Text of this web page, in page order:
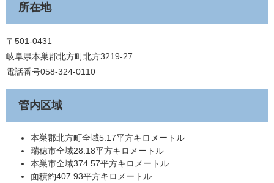
所在地
〒501-0431
岐阜県本巣郡北方町北方3219-27
電話番号058-324-0110
管内区域
本巣郡北方町全域5.17平方キロメートル
瑞穂市全域28.18平方キロメートル
本巣市全域374.57平方キロメートル
面積約407.93平方キロメートル